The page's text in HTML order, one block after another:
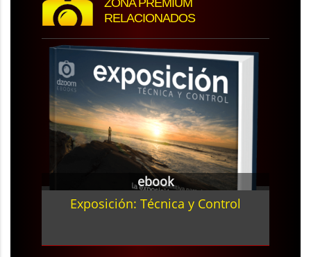
RELACIONADOS
ebook
Exposición: Técnica y Control